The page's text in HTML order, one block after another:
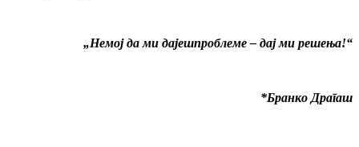
„Немој да ми даjeшпроблемe– дај ми решења!“
*Бранко Драгаш